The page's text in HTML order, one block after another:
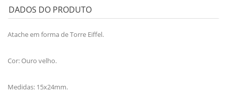
DADOS DO PRODUTO
Atache em forma de Torre Eiffel.
Cor: Ouro velho.
Medidas: 15x24mm.